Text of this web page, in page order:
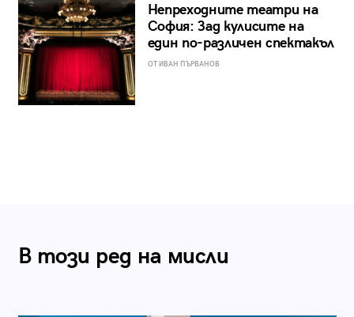
Непреходните театри на
София: Зад кулисите на
един по-различен спектакъл
ОТ ИВАН ПЪРВАНОВ
В този ред на мисли